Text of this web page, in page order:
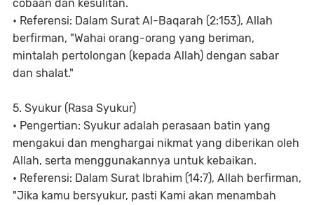
cobaan dan kesulitan.
• Referensi: Dalam Surat Al-Baqarah (2:153), Allah
berfirman, "Wahai orang-orang yang beriman,
mintalah pertolongan (kepada Allah) dengan sabar
dan shalat."
5. Syukur (Rasa Syukur)
• Pengertian: Syukur adalah perasaan batin yang
mengakui dan menghargai nikmat yang diberikan oleh
Allah, serta menggunakannya untuk kebaikan.
• Referensi: Dalam Surat Ibrahim (14:7), Allah berfirman,
"Jika kamu bersyukur, pasti Kami akan menambah